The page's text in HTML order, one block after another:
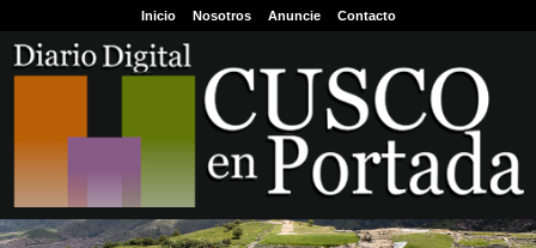
Inicio Nosotros Anuncie Contacto